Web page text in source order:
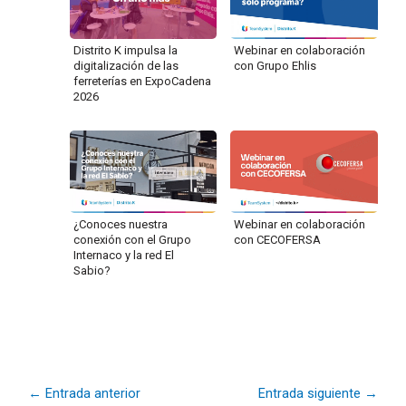
Distrito K impulsa la
digitalización de las
ferreterías en ExpoCadena
2026
Webinar en colaboración
con Grupo Ehlis
¿Conoces nuestra
conexión con el Grupo
Internaco y la red El
Sabio?
Webinar en colaboración
con CECOFERSA
← Entrada anterior Entrada siguiente →